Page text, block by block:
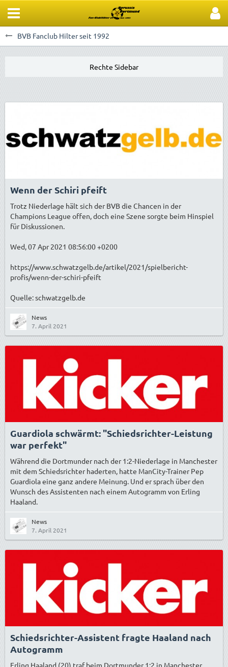
BVB Fanclub Hilter seit 1992
Wenn der Schiri pfeift
Trotz Niederlage hält sich der BVB die Chancen in der
Champions League offen, doch eine Szene sorgte beim Hinspiel
für Diskussionen.
Wed, 07 Apr 2021 08:56:00 +0200
https://www.schwatzgelb.de/artikel/2021/spielbericht-
profis/wenn-der-schiri-pfeift
Quelle: schwatzgelb.de
News
7. April 2021
Guardiola schwärmt: "Schiedsrichter-Leistung
war perfekt"
Während die Dortmunder nach der 1:2-Niederlage in Manchester
mit dem Schiedsrichter haderten, hatte ManCity-Trainer Pep
Guardiola eine ganz andere Meinung. Und er sprach über den
Wunsch des Assistenten nach einem Autogramm von Erling
Haaland.
News
7. April 2021
Schiedsrichter-Assistent fragte Haaland nach
Autogramm
Erling Haaland (20) traf beim Dortmunder 1:2 in Manchester